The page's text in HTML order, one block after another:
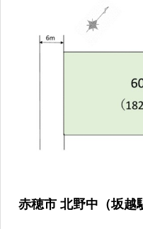
赤穂市 北野中（坂越